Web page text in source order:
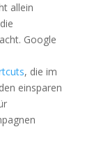
allein
Google
, die im
einsparen